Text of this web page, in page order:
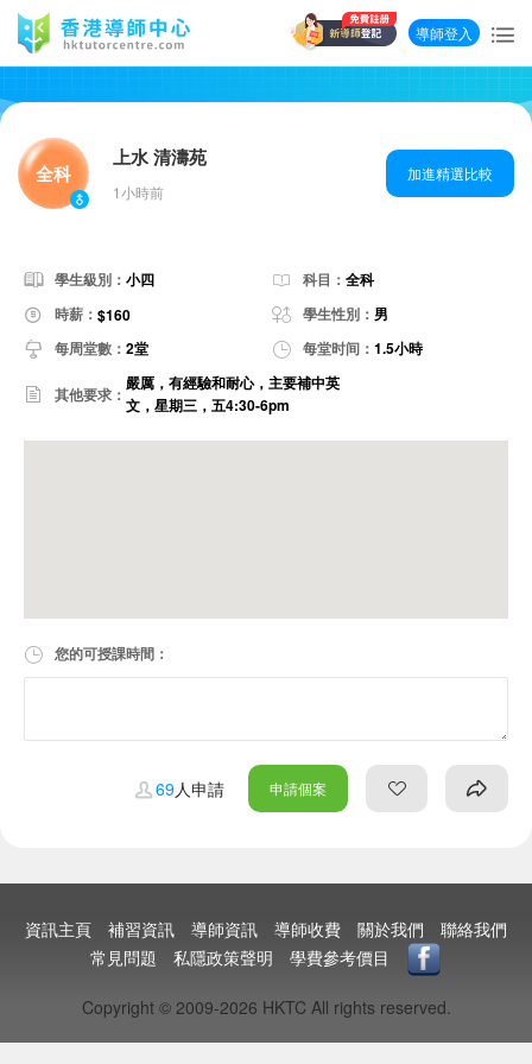
導師登入
全科
上水 清濤苑
1小時前
加進精選比較
學生級別： 小四 科目： 全科
時薪： $160 學生性別： 男
每周堂數： 2堂 每堂时间： 1.5小時
其他要求：
嚴厲，有經驗和耐心，主要補中英
文，星期三，五4:30-6pm
您的可授課時間：
69人申請 申請個案
資訊主頁 補習資訊 導師資訊 導師收費 關於我們
聯絡我們
常見問題
私隱政策聲明 學費參考價目
Copyright © 2009-2026 HKTC All rights reserved.